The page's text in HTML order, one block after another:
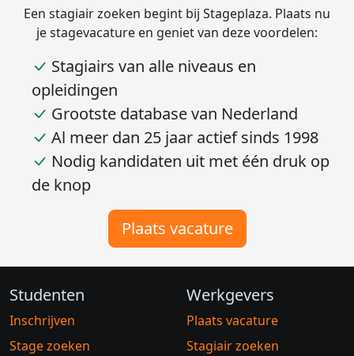
Een stagiair zoeken begint bij Stageplaza. Plaats nu
je stagevacature en geniet van deze voordelen:
Stagiairs van alle niveaus en
opleidingen
Grootste database van Nederland
Al meer dan 25 jaar actief sinds 1998
Nodig kandidaten uit met één druk op
de knop
Plaats vacature
Studenten
Inschrijven
Stage zoeken
Werkgevers
Plaats vacature
Stagiair zoeken